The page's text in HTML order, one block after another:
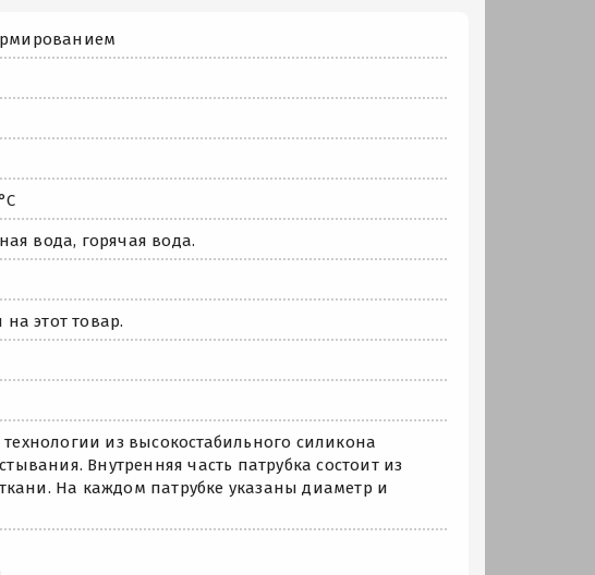
вода, горячая вода.
этот товар.
из высокостабильного силикона
Внутренняя часть патрубка состоит из
На каждом патрубке указаны диаметр и